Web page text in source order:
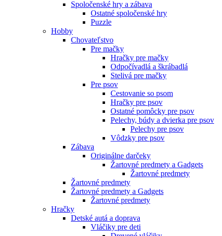
Spoločenské hry a zábava
Ostatné spoločenské hry
Puzzle
Hobby
Chovateľstvo
Pre mačky
Hračky pre mačky
Odpočívadlá a škrábadlá
Stelivá pre mačky
Pre psov
Cestovanie so psom
Hračky pre psov
Ostatné pomôcky pre psov
Pelechy, búdy a dvierka pre psov
Pelechy pre psov
Vôdzky pre psov
Zábava
Originálne darčeky
Žartovné predmety a Gadgets
Žartovné predmety
Žartovné predmety
Žartovné predmety a Gadgets
Žartovné predmety
Hračky
Detské autá a doprava
Vláčiky pre deti